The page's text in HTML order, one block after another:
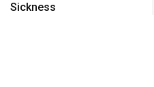
Sickness